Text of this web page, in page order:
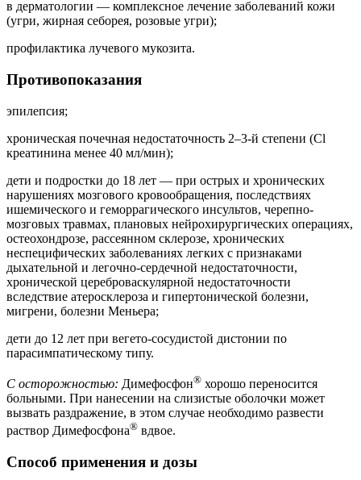
в дерматологии — комплексное лечение заболеваний кожи
(угри, жирная себорея, розовые угри);
профилактика лучевого мукозита.
Противопоказания
эпилепсия;
хроническая почечная недостаточность 2–3-й степени (Cl
креатинина менее 40 мл/мин);
дети и подростки до 18 лет — при острых и хронических
нарушениях мозгового кровообращения, последствиях
ишемического и геморрагического инсультов, черепно-
мозговых травмах, плановых нейрохирургических операциях,
остеохондрозе, рассеянном склерозе, хронических
неспецифических заболеваниях легких с признаками
дыхательной и легочно-сердечной недостаточности,
хронической цереброваскулярной недостаточности
вследствие атеросклероза и гипертонической болезни,
мигрени, болезни Меньера;
дети до 12 лет при вегето-сосудистой дистонии по
парасимпатическому типу.
С осторожностью: Димефосфон® хорошо переносится
больными. При нанесении на слизистые оболочки может
вызвать раздражение, в этом случае необходимо развести
раствор Димефосфона® вдвое.
Способ применения и дозы